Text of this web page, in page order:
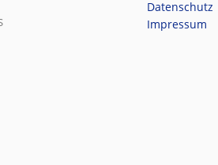
Datenschutz
Impressum